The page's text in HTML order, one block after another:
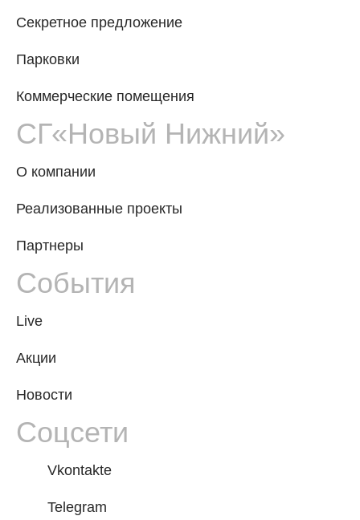
Секретное предложение
Парковки
Коммерческие помещения
СГ«Новый Нижний»
О компании
Реализованные проекты
Партнеры
События
Live
Акции
Новости
Соцсети
Vkontakte
Telegram